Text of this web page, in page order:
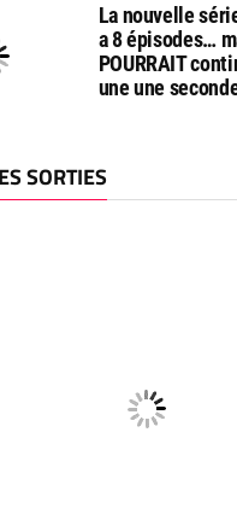
La nouvelle
a 8 épisodes…
POURRAIT
une une
SORTIES